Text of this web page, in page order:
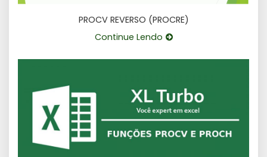
PROCV REVERSO (PROCRE)
Continue Lendo